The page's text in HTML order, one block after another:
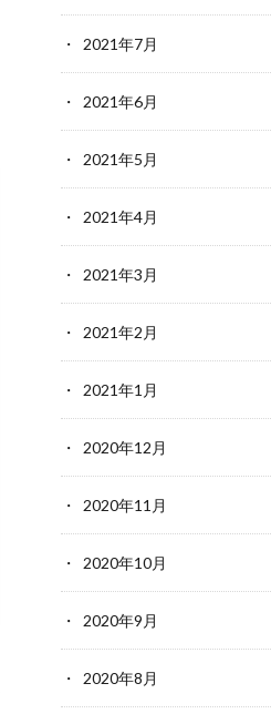
2021年7月
2021年6月
2021年5月
2021年4月
2021年3月
2021年2月
2021年1月
2020年12月
2020年11月
2020年10月
2020年9月
2020年8月